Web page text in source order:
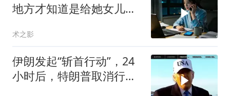
地方才知道是给她女儿婚
术之影
伊朗发起“斩首行动”，24
小时后，特朗普取消行